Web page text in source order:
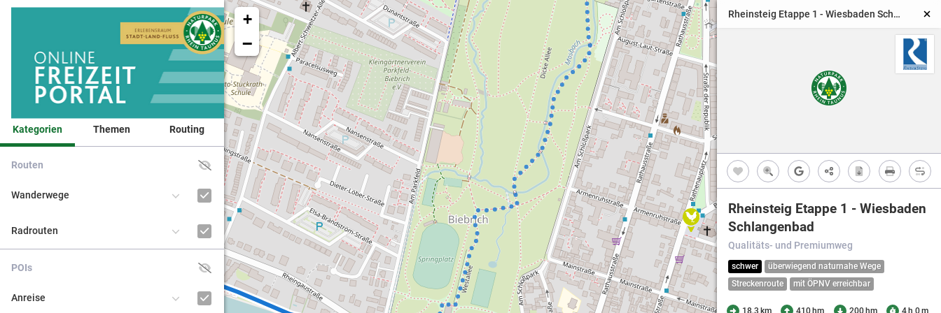
+
−
Kategorien Themen Routing
Routen
Wanderwege
Radrouten
POIs
Anreise
Veranstaltungen
Naturparkpartner
Kinder und Familien
BNE - Bildung für eine
nachhaltige Entwicklung
Rheinsteig Etappe 1 - Wiesbaden Schlangenbad
Rheinsteig Etappe 1 - Wiesbaden
Schlangenbad
Qualitäts- und Premiumweg
schwer
überwiegend naturnahe Wege
Streckenroute
mit ÖPNV erreichbar
18,3 km 410 hm 200 hm 4 h 0 m